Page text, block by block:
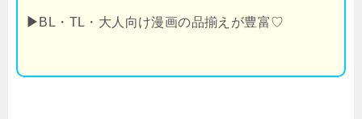
▶ BL・TL・大人向け漫画の品揃えが豊富♡